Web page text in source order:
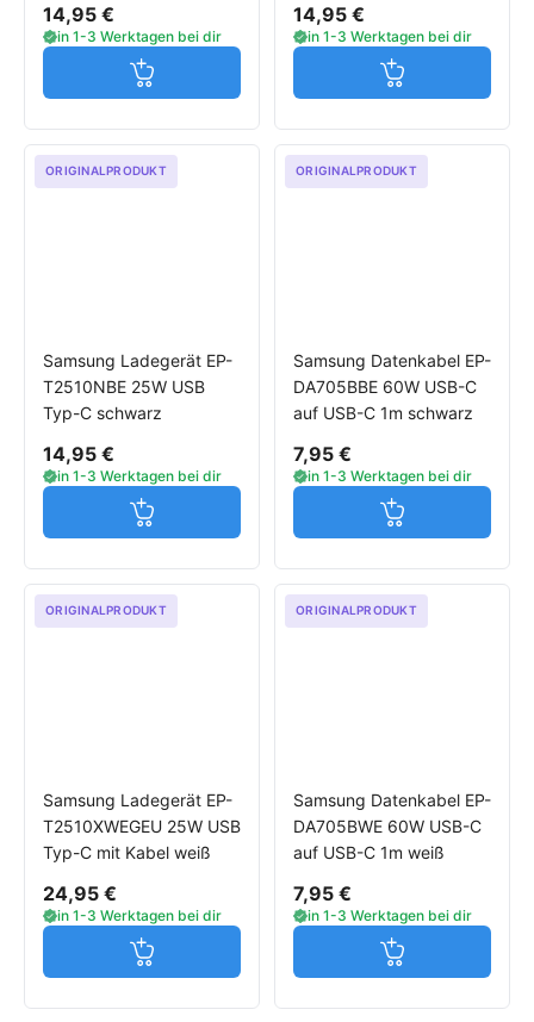
14,95 €
in 1-3 Werktagen bei dir
Jetzt in den Warenkorb
14,95 €
in 1-3 Werktagen bei dir
Jetzt in den
ORIGINALPRODUKT
Samsung Ladegerät EP-
T2510NBE 25W USB
Typ-C schwarz
14,95 €
in 1-3 Werktagen bei dir
Jetzt in den Warenkorb
ORIGINALPRODUKT
Samsung Datenkabel EP-
DA705BBE 60W USB-C
auf USB-C 1m schwarz
7,95 €
in 1-3 Werktagen bei dir
Jetzt in den
ORIGINALPRODUKT
Samsung Ladegerät EP-
T2510XWEGEU 25W USB
Typ-C mit Kabel weiß
24,95 €
in 1-3 Werktagen bei dir
Jetzt in den Warenkorb
ORIGINALPRODUKT
Samsung Datenkabel EP-
DA705BWE 60W USB-C
auf USB-C 1m weiß
7,95 €
in 1-3 Werktagen bei dir
Jetzt in den